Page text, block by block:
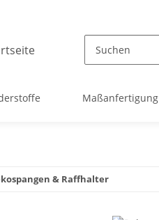
Maßanfertigung
& Raffhalter